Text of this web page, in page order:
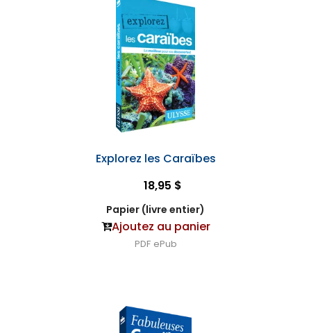
Explorez les Caraïbes
18,95 $
Papier (livre entier)
Ajoutez au panier
PDF ePub